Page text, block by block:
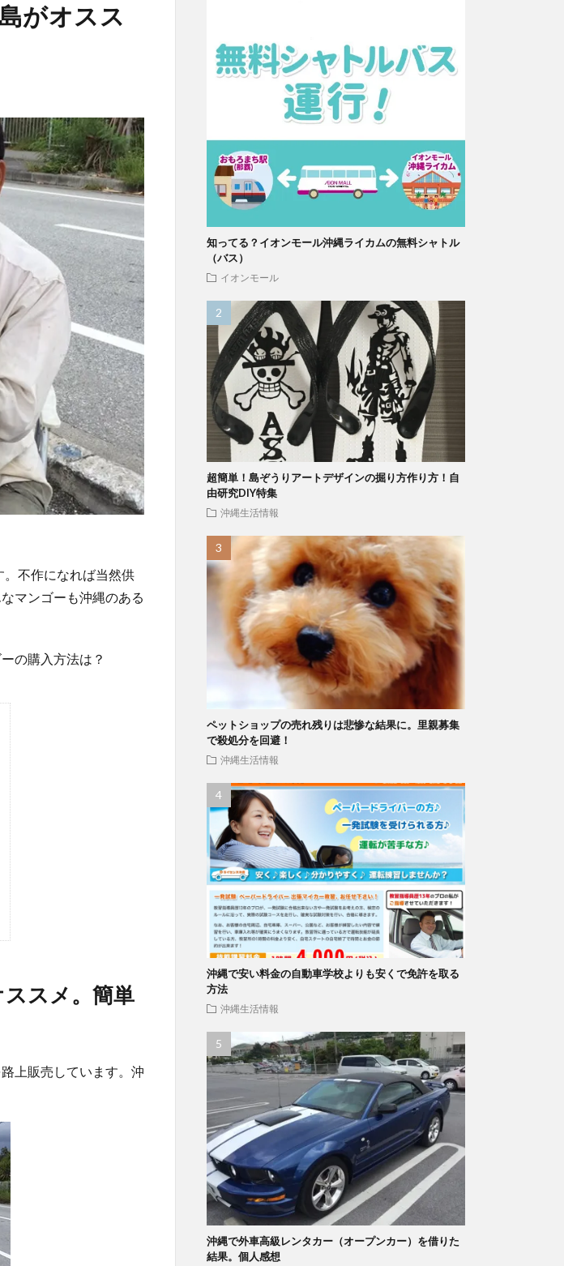
がオスス
不作になれば当然供
マンゴーも沖縄のある
の購入方法は？
スメ。簡単
上販売しています。沖
知ってる？イオンモール沖縄ライカムの無料シャトル
（バス）
イオンモール
超簡単！島ぞうりアートデザインの掘り方作り方！自
由研究DIY特集
沖縄生活情報
ペットショップの売れ残りは悲惨な結果に。里親募集
で殺処分を回避！
沖縄生活情報
沖縄で安い料金の自動車学校よりも安くで免許を取る
方法
沖縄生活情報
沖縄で外車高級レンタカー（オープンカー）を借りた
結果。個人感想